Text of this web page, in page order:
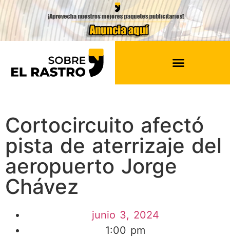
Cortocircuito afectó
pista de aterrizaje del
aeropuerto Jorge
Chávez
junio 3, 2024
1:00 pm